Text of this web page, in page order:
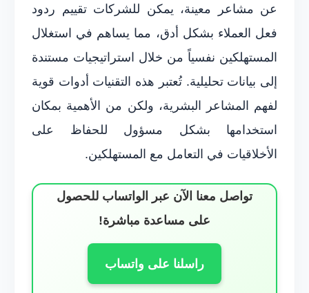
عن مشاعر معينة، يمكن للشركات تقييم ردود
فعل العملاء بشكل أدق، مما يساهم في استغلال
المستهلكين نفسياً من خلال استراتيجيات مستندة
إلى بيانات تحليلية. تُعتبر هذه التقنيات أدوات قوية
لفهم المشاعر البشرية، ولكن من الأهمية بمكان
استخدامها بشكل مسؤول للحفاظ على
الأخلاقيات في التعامل مع المستهلكين.
تواصل معنا الآن عبر الواتساب للحصول
على مساعدة مباشرة!
راسلنا على واتساب